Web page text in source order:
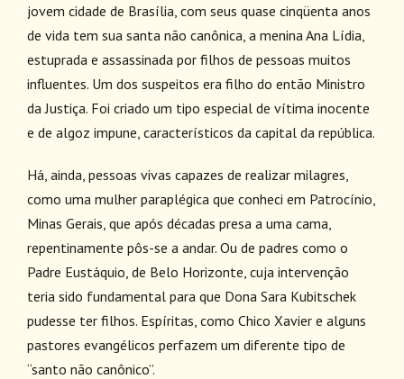
jovem cidade de Brasília, com seus quase cinqüenta anos
de vida tem sua santa não canônica, a menina Ana Lídia,
estuprada e assassinada por filhos de pessoas muitos
influentes. Um dos suspeitos era filho do então Ministro
da Justiça. Foi criado um tipo especial de vítima inocente
e de algoz impune, característicos da capital da república.
Há, ainda, pessoas vivas capazes de realizar milagres,
como uma mulher paraplégica que conheci em Patrocínio,
Minas Gerais, que após décadas presa a uma cama,
repentinamente pôs-se a andar. Ou de padres como o
Padre Eustáquio, de Belo Horizonte, cuja intervenção
teria sido fundamental para que Dona Sara Kubitschek
pudesse ter filhos. Espíritas, como Chico Xavier e alguns
pastores evangélicos perfazem um diferente tipo de
“santo não canônico”.